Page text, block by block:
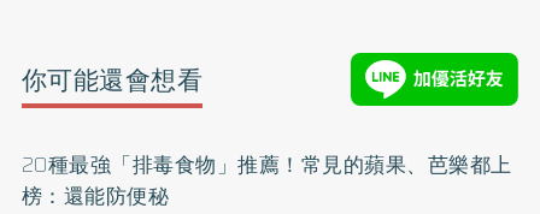
你可能還會想看
20種最強「排毒食物」推薦！常見的蘋果、芭樂都上
榜：還能防便秘